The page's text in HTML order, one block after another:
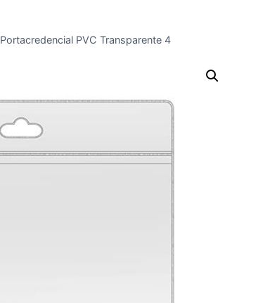
Portacredencial PVC Transparente 4